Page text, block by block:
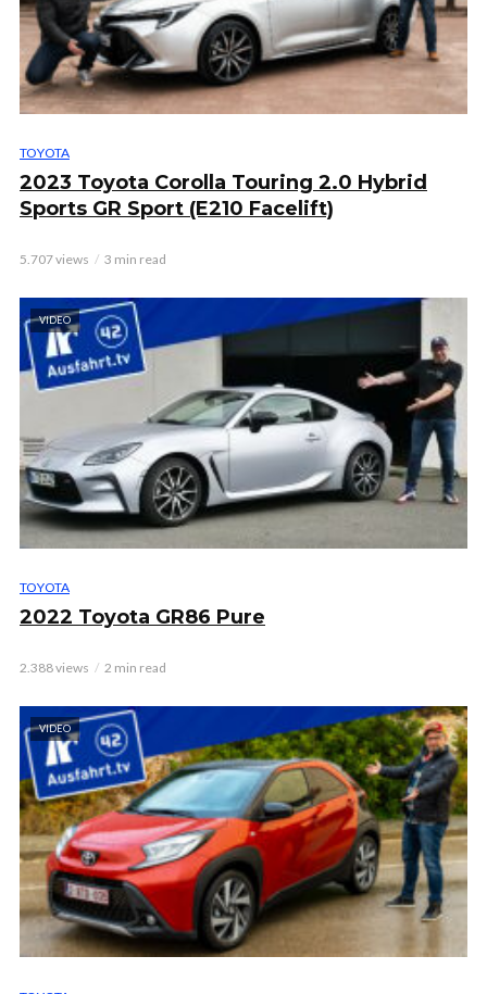
TOYOTA
2023 Toyota Corolla Touring 2.0 Hybrid
Sports GR Sport (E210 Facelift)
5.707 views 3 min read
VIDEO
TOYOTA
2022 Toyota GR86 Pure
2.388 views 2 min read
VIDEO